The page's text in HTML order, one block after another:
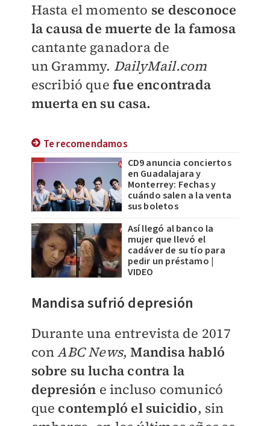
Hasta el momento se desconoce
la causa de muerte de la famosa
cantante ganadora de
un Grammy. DailyMail.com
escribió quefue encontrada
muerta en su casa.
Te recomendamos
CD9 anuncia conciertos
en Guadalajara y
Monterrey: Fechas y
cuándo salen a la venta
sus boletos
Así llegó al banco la
mujer que llevó el
cadáver de su tío para
pedir un préstamo |
VIDEO
Mandisa sufrió depresión
Durante una entrevista de 2017
conABC News,Mandisa habló
sobre su lucha contra la
depresión e incluso comunicó
que contempló el suicidio, sin